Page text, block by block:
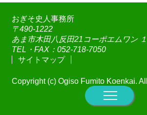
おぎそ史人事務所
〒490-1222
あま市木田八反田21コーポエムワン
TEL・FAX：052-718-7050
サイトマップ
Copyright (c) Ogiso Fumito Koenkai.